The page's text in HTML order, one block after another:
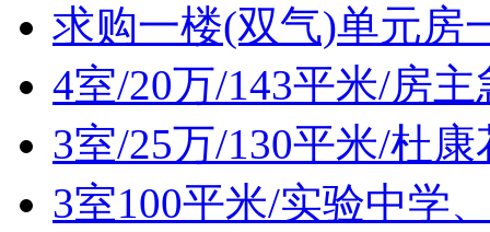
求购一楼(双气)单元房
4室/20万/143平米/房
3室/25万/130平米/杜
3室100平米/实验中学